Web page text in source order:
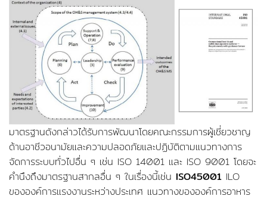
มาตรฐานดังกล่าวได้รับการพัฒนาโดยคณะกรรมการผู้เชี่ยวชาญ
ด้านอาชีวอนามัยและความปลอดภัยและปฏิบัติตามแนวทางการ
จัดการระบบทั่วไปอื่น ๆ เช่น ISO 14001 และ ISO 9001 โดยจะ
คำนึงถึงมาตรฐานสากลอื่น ๆ ในเรื่องนี้เช่น ISO45001 ILO
ขององค์การแรงงานระหว่างประเทศ แนวทางขององค์การอาหาร